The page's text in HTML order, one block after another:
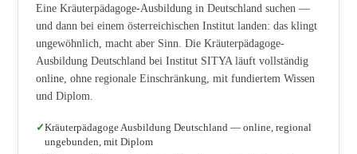
Eine Kräuterpädagoge-Ausbildung in Deutschland suchen —
und dann bei einem österreichischen Institut landen: das klingt
ungewöhnlich, macht aber Sinn. Die Kräuterpädagoge-
Ausbildung Deutschland bei Institut SITYA läuft vollständig
online, ohne regionale Einschränkung, mit fundiertem Wissen
und Diplom.
Kräuterpädagoge Ausbildung Deutschland — online, regional
ungebunden, mit Diplom